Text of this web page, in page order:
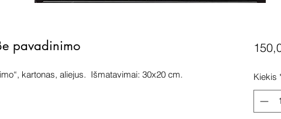
pavadinimo
kartonas, aliejus. Išmatavimai: 30x20 cm. Kiekis